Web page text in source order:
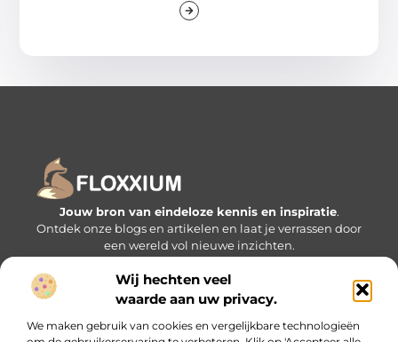
Wij hechten veel
waarde aan uw privacy.
We maken gebruik van cookies en vergelijkbare technologieën
Jouw bron van eindeloze kennis en inspiratie.
Ontdek onze blogs en artikelen en laat je verrassen door
een wereld vol nieuwe inzichten.
Bericht categorie